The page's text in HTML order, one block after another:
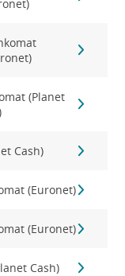
(Planet
Cash)
(Euronet)
(Euronet)
Cash)